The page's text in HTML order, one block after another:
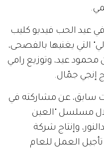
عيد الحب فيديو كليب
التي يغنيها بالفصحى،
عيد، وتوزيع رامي
إنجي جمّال.
سابق، عن مشاركته في
2022، من خلال مسلسل "العين
وإنتاج شركة
العمل للعام